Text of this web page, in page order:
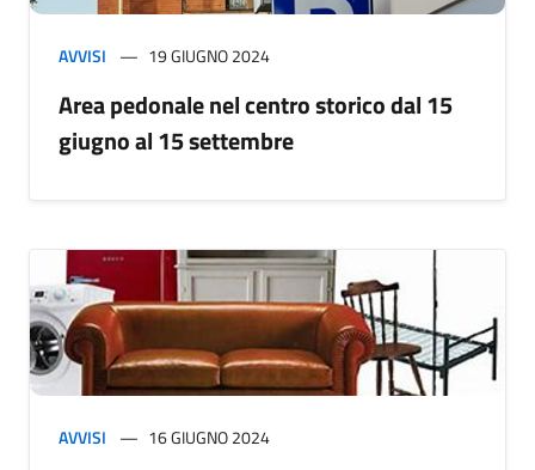
AVVISI 19 GIUGNO 2024
Area pedonale nel centro storico dal 15
giugno al 15 settembre
AVVISI 16 GIUGNO 2024